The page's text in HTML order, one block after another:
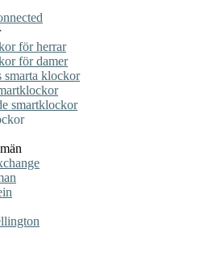
för herrar
för damer
smarta klockor
smartklockor